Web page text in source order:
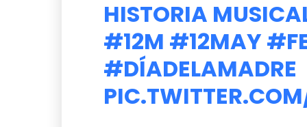
HISTORIA
#12M #12MAY
#DÍADELAMADRE